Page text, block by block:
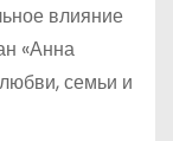
влияние
«Анна
семьи и